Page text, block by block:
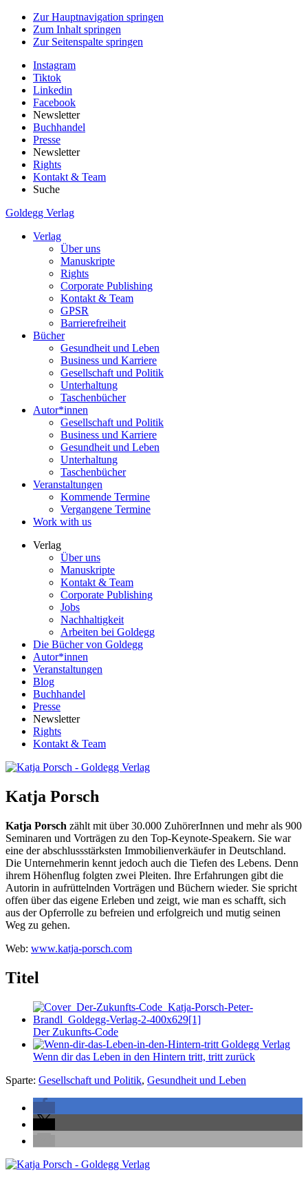
Zur Hauptnavigation springen
Zum Inhalt springen
Zur Seitenspalte springen
Instagram
Tiktok
Linkedin
Facebook
Newsletter
Buchhandel
Presse
Newsletter
Rights
Kontakt & Team
Suche
Goldegg Verlag
Verlag
Über uns
Manuskripte
Rights
Corporate Publishing
Kontakt & Team
GPSR
Barrierefreiheit
Bücher
Gesundheit und Leben
Business und Karriere
Gesellschaft und Politik
Unterhaltung
Taschenbücher
Autor*innen
Gesellschaft und Politik
Business und Karriere
Gesundheit und Leben
Unterhaltung
Taschenbücher
Veranstaltungen
Kommende Termine
Vergangene Termine
Work with us
Verlag
Über uns
Manuskripte
Kontakt & Team
Corporate Publishing
Jobs
Nachhaltigkeit
Arbeiten bei Goldegg
Die Bücher von Goldegg
Autor*innen
Veranstaltungen
Blog
Buchhandel
Presse
Newsletter
Rights
Kontakt & Team
Katja Porsch
Katja Porsch zählt mit über 30.000 ZuhörerInnen und mehr als 900
Seminaren und Vorträgen zu den Top-Keynote-Speakern. Sie war
eine der abschlussstärksten Immobilienverkäufer in Deutschland.
Die Unternehmerin kennt jedoch auch die Tiefen des Lebens. Denn
ihrem Höhenflug folgten zwei Pleiten. Ihre Erfahrungen gibt die
Autorin in aufrüttelnden Vorträgen und Büchern wieder. Sie spricht
offen über das eigene Erleben und zeigt, wie man es schafft, sich
aus der Opferrolle zu befreien und erfolgreich und mutig seinen
Weg zu gehen.
Web: www.katja-porsch.com
Titel
Der Zukunfts-Code
Wenn dir das Leben in den Hintern tritt, tritt zurück
Sparte: Gesellschaft und Politik, Gesundheit und Leben
Seitenleiste